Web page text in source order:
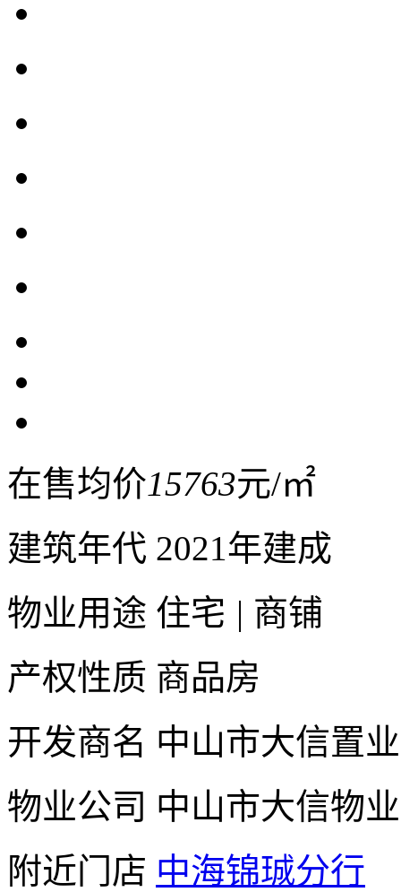
在售均价15763元/㎡
建筑年代 2021年建成
物业用途 住宅 | 商铺
产权性质 商品房
开发商名 中山市大信置
物业公司 中山市大信物
附近门店 中海锦珹分行